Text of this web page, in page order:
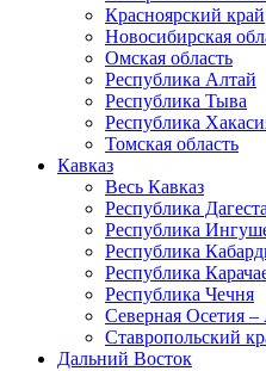
Красноярский край
Новосибирская
Омская область
Республика Алтай
Республика Тыва
Республика
Томская область
Кавказ
Весь Кавказ
Республика
Республика
Республика
Республика
Республика Чечня
Северная Осетия
Ставропольский
Дальний Восток